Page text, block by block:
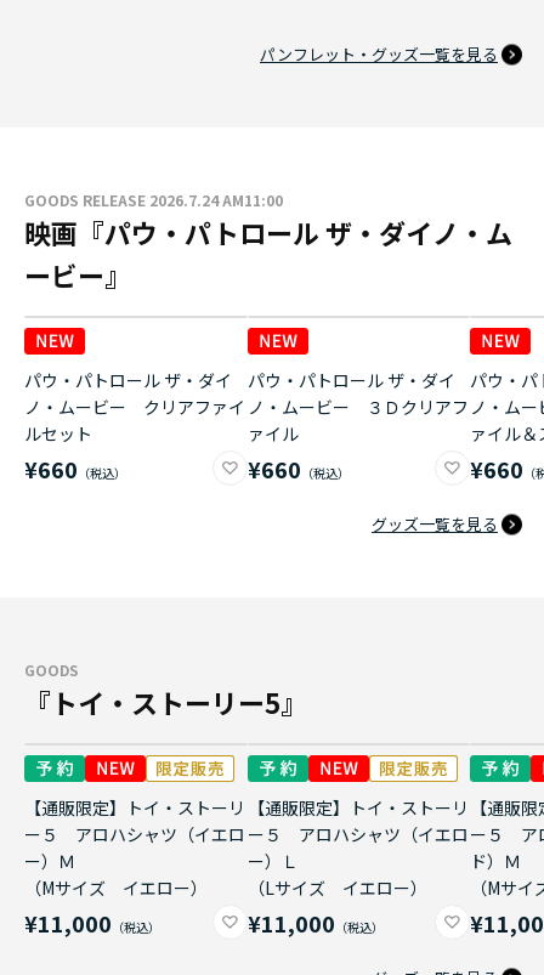
パンフレット・グッズ一覧を見る
GOODS RELEASE 2026.7.24 AM11:00
映画『パウ・パトロール ザ・ダイノ・ム
ービー』
パウ・パトロール ザ・ダイ
ノ・ムービー クリアファイ
ルセット
¥660
パウ・パトロール ザ・ダイ
ノ・ムービー ３Ｄクリアフ
ァイル
¥660
パウ・パ
ノ・ム
ァイル
¥660
グッズ一覧を見る
GOODS
『トイ・ストーリー5』
【通販限定】トイ・ストーリ
ー５ アロハシャツ（イエロ
ー）Ｍ
（Mサイズ イエロー）
¥11,000
【通販限定】トイ・ストーリ
ー５ アロハシャツ（イエロ
ー）Ｌ
（Lサイズ イエロー）
¥11,000
【通販
ー５ ア
ド）Ｍ
（Mサ